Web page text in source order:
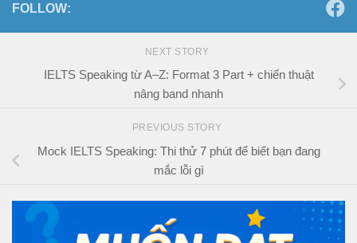
FOLLOW:
NEXT STORY
IELTS Speaking từ A–Z: Format 3 Part + chiến thuật
nâng band nhanh
PREVIOUS STORY
Mock IELTS Speaking: Thi thử 7 phút để biết bạn đang
mắc lỗi gì